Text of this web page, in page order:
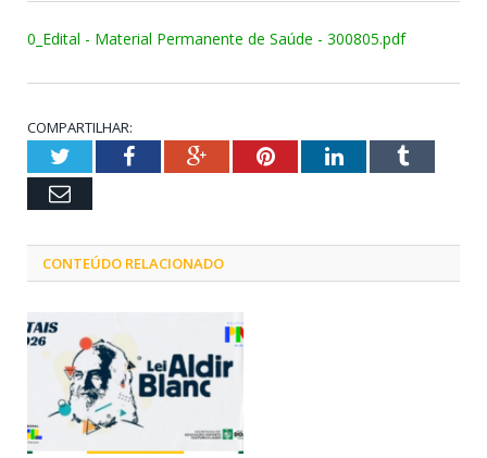
0_Edital - Material Permanente de Saúde - 300805.pdf
COMPARTILHAR:
TwitterFacebookGoogle+PinterestLinkedInTumblr
Email
CONTEÚDO RELACIONADO